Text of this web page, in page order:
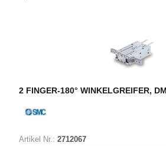
2 FINGER-180° WINKELGREIFER,
Artikel Nr.: 2712067